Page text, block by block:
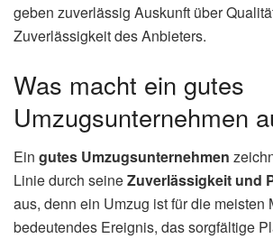
geben zuverlässig Auskunft über
Zuverlässigkeit des Anbieters.
Was macht ein gutes
Umzugsunternehmen
Ein gutes Umzugsunternehmen
Linie durch seineZuverlässigkeit und
aus, denn ein Umzug ist für die meisten
bedeutendes Ereignis, das sorgfältige